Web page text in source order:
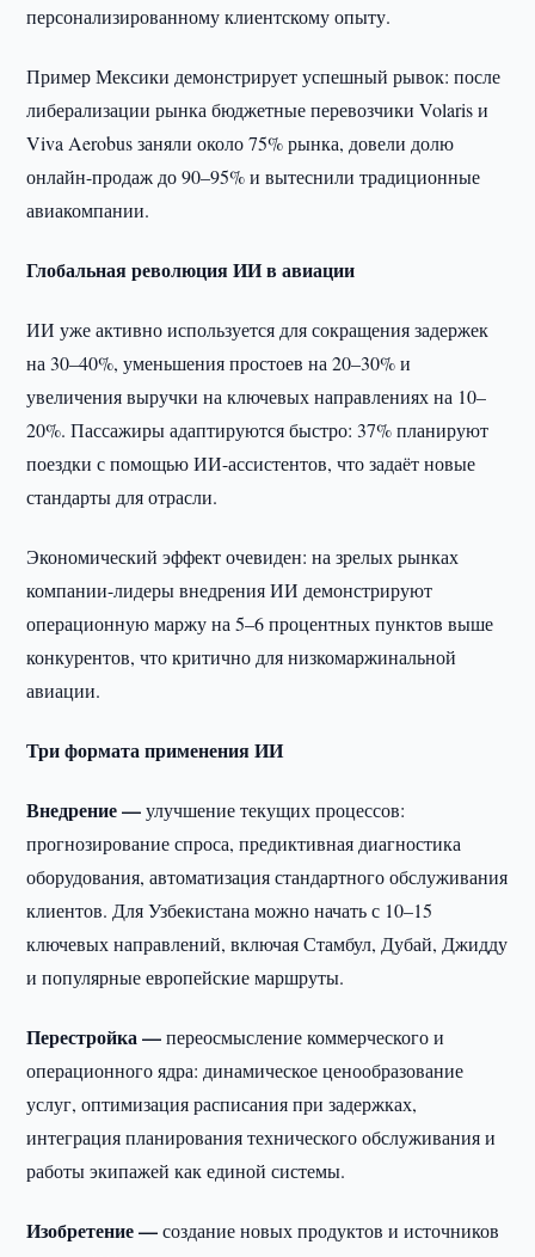
персонализированному клиентскому опыту.
Пример Мексики демонстрирует успешный рывок: после
либерализации рынка бюджетные перевозчики Volaris и
Viva Aerobus заняли около 75% рынка, довели долю
онлайн-продаж до 90–95% и вытеснили традиционные
авиакомпании.
Глобальная революция ИИ в авиации
ИИ уже активно используется для сокращения задержек
на 30–40%, уменьшения простоев на 20–30% и
увеличения выручки на ключевых направлениях на 10–
20%. Пассажиры адаптируются быстро: 37% планируют
поездки с помощью ИИ-ассистентов, что задаёт новые
стандарты для отрасли.
Экономический эффект очевиден: на зрелых рынках
компании-лидеры внедрения ИИ демонстрируют
операционную маржу на 5–6 процентных пунктов выше
конкурентов, что критично для низкомаржинальной
авиации.
Три формата применения ИИ
Внедрение —улучшение текущих процессов:
прогнозирование спроса, предиктивная диагностика
оборудования, автоматизация стандартного обслуживания
клиентов. Для Узбекистана можно начать с 10–15
ключевых направлений, включая Стамбул, Дубай, Джидду
и популярные европейские маршруты.
Перестройка —переосмысление коммерческого и
операционного ядра: динамическое ценообразование
услуг, оптимизация расписания при задержках,
интеграция планирования технического обслуживания и
работы экипажей как единой системы.
Изобретение —создание новых продуктов и источников